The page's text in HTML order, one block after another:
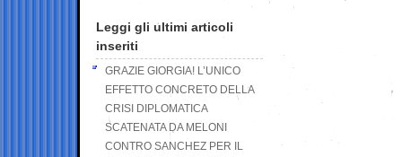
Leggi gli ultimi articoli
inseriti
GRAZIE GIORGIA! L’UNICO
EFFETTO CONCRETO DELLA
CRISI DIPLOMATICA
SCATENATA DA MELONI
CONTRO SANCHEZ PER IL